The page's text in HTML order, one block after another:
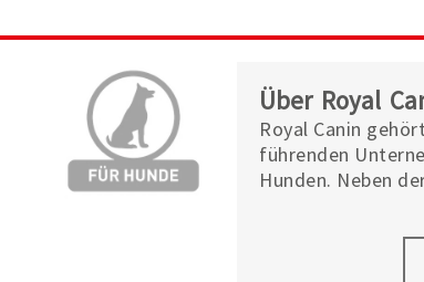
Über Royal
Royal Canin
führenden
Hunden. Neben
Ernährung für